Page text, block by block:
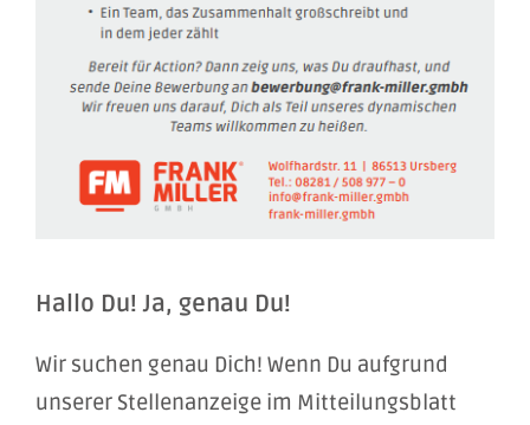
Hallo Du! Ja, genau Du!
Wir suchen genau Dich! Wenn Du aufgrund
unserer Stellenanzeige im Mitteilungsblatt